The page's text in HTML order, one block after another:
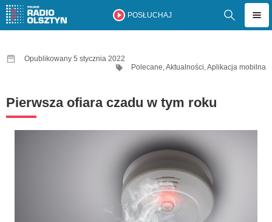
POSŁUCHAJ
Opublikowany 5 stycznia 2022
Polecane,Aktualności,Aplikacja mobilna
Pierwsza ofiara czadu w tym roku